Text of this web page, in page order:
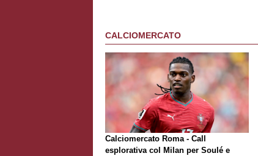
CALCIOMERCATO
Calciomercato Roma - Call
esplorativa col Milan per Soulé e